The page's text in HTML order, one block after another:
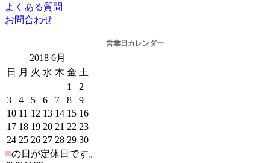
よくある質問
お問合わせ
営業日カレンダー
2018 6月
日
月 火 水 木 金 土
1
2
3
4 5 6 7 8
9
10 11 12 13 14 15 16
17 18 19 20 21 22 23
24 25 26 27 28 29 30
■の日が定休日です。